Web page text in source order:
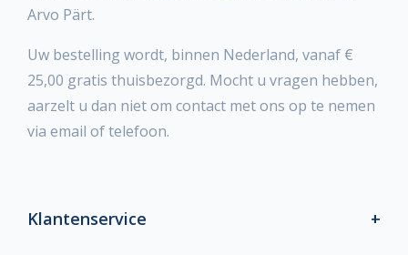
Arvo Pärt.
Uw bestelling wordt, binnen Nederland, vanaf €
25,00 gratis thuisbezorgd. Mocht u vragen hebben,
aarzelt u dan niet om contact met ons op te nemen
via email of telefoon.
Klantenservice